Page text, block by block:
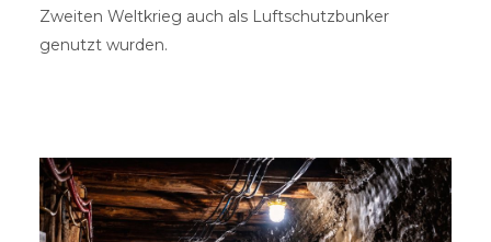
Zweiten Weltkrieg auch als Luftschutzbunker
genutzt wurden.